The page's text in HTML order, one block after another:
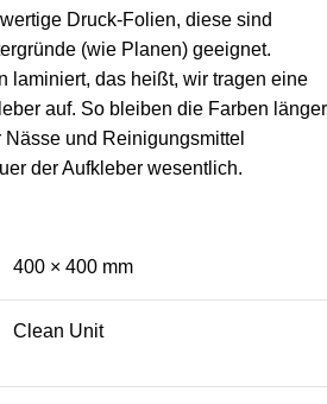
Druck-Folien, diese sind
(wie Planen) geeignet.
laminiert, das heißt, wir tragen eine
auf. So bleiben die Farben länger
und Reinigungsmittel
der Aufkleber wesentlich.
400 × 400 mm
Clean Unit